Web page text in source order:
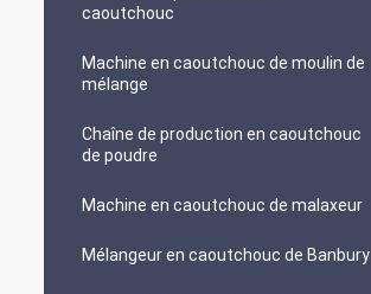
caoutchouc
Machine en caoutchouc de moulin de
mélange
Chaîne de production en caoutchouc
de poudre
Machine en caoutchouc de malaxeur
Mélangeur en caoutchouc de Banbury